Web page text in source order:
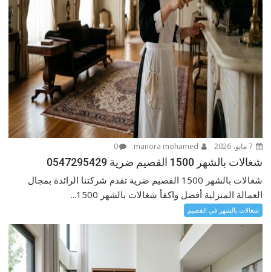
0
شغالات بالشهر 1500 القصيم ضرية 0547295429
شغالات بالشهر 1500 القصيم ضرية تقدم شركتنا الرائدة بمجال
العمالة المنزلية أفضل واكفأ شغالات بالشهر 1500...
شغالات بالشهر في القصيم